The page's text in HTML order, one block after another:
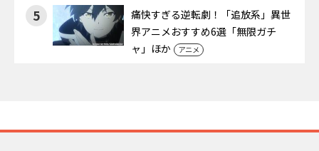
5
痛快すぎる逆転劇！「追放系」異世
界アニメおすすめ6選「無限ガチ
ャ」ほか
アニメ